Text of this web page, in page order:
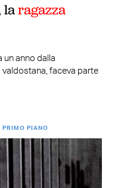
laragazza
un anno dalla
faceva parte
PRIMO PIANO